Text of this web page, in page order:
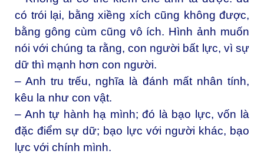
có trói lại, bằng xiềng xích cũng không được,
bằng gông cùm cũng vô ích. Hình ảnh muốn
nói với chúng ta rằng, con người bất lực, vì sự
dữ thì mạnh hơn con người.
– Anh tru trếu, nghĩa là đánh mất nhân tính,
kêu la như con vật.
– Anh tự hành hạ mình; đó là bạo lực, vốn là
đặc điểm sự dữ; bạo lực với người khác, bạo
lực với chính mình.